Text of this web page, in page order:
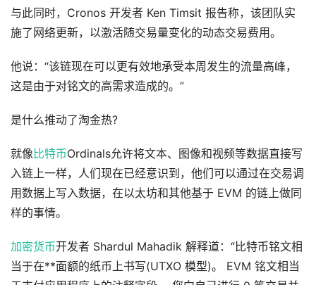
与此同时，Cronos 开发者 Ken Timsit 报告称，该团队实
施了网络更新，以激活随交易量变化的动态交易费用。
他说：“该链现在可以更有效地承受本周发生的流量高峰，
这是由于对铭文的高需求造成的。”
是什么推动了淘金热?
就像 比特币Ordinals允许将文本、图像和视频等数据直接写
入链上一样，人们现在已经意识到，他们可以通过在交易调
用数据上写入数据，在以太坊和其他基于 EVM 的链上做同
样的事情。
加密货币开发者 Shardul Mahadik 解释道：“比特币铭文相
当于在**面额的纸币上书写(UTXO 模型)。 EVM 铭文相当